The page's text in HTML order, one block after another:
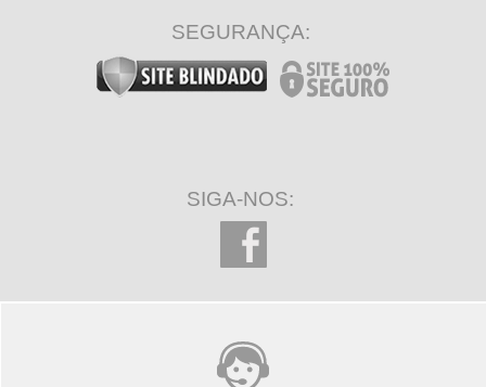
SEGURANÇA:
SIGA-NOS: